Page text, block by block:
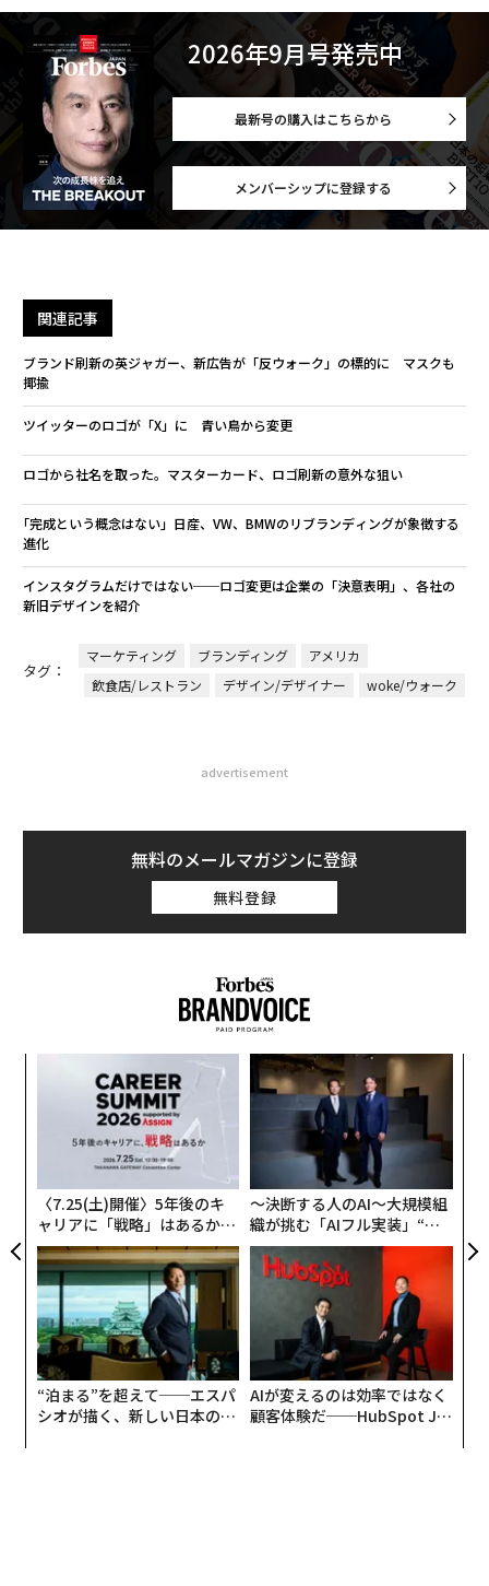
2026年9月号発売中
最新号の購入はこちらから
メンバーシップに登録する
関連記事
ブランド刷新の英ジャガー、新広告が「反ウォーク」の標的に マスクも
揶揄
ツイッターのロゴが「X」に 青い鳥から変更
ロゴから社名を取った。マスターカード、ロゴ刷新の意外な狙い
｢完成という概念はない」日産、VW、BMWのリブランディングが象徴する
進化
インスタグラムだけではない──ロゴ変更は企業の「決意表明」、各社の
新旧デザインを紹介
タグ：
マーケティング ブランディング
アメリカ
飲食店/レストラン
デザイン/デザイナー woke/ウォーク
advertisement
無料のメールマガジンに登録
無料登録
〈7.25(土)開催〉5年後のキ
ャリアに「戦略」はあるか。
トップエグゼクティブのキャ
リアに触れる1日│CAREER S
UMMIT 2026
〜決断する人のAI〜大規模組
織が挑む「AIフル実装」“使
う”企業から“動く”企業へ【N
TTドコモビジネス×PwC】
“泊まる”を超えて──エスパ
シオが描く、新しい日本のラ
AIが変えるのは効率ではなく
顧客体験だ──HubSpot Ja